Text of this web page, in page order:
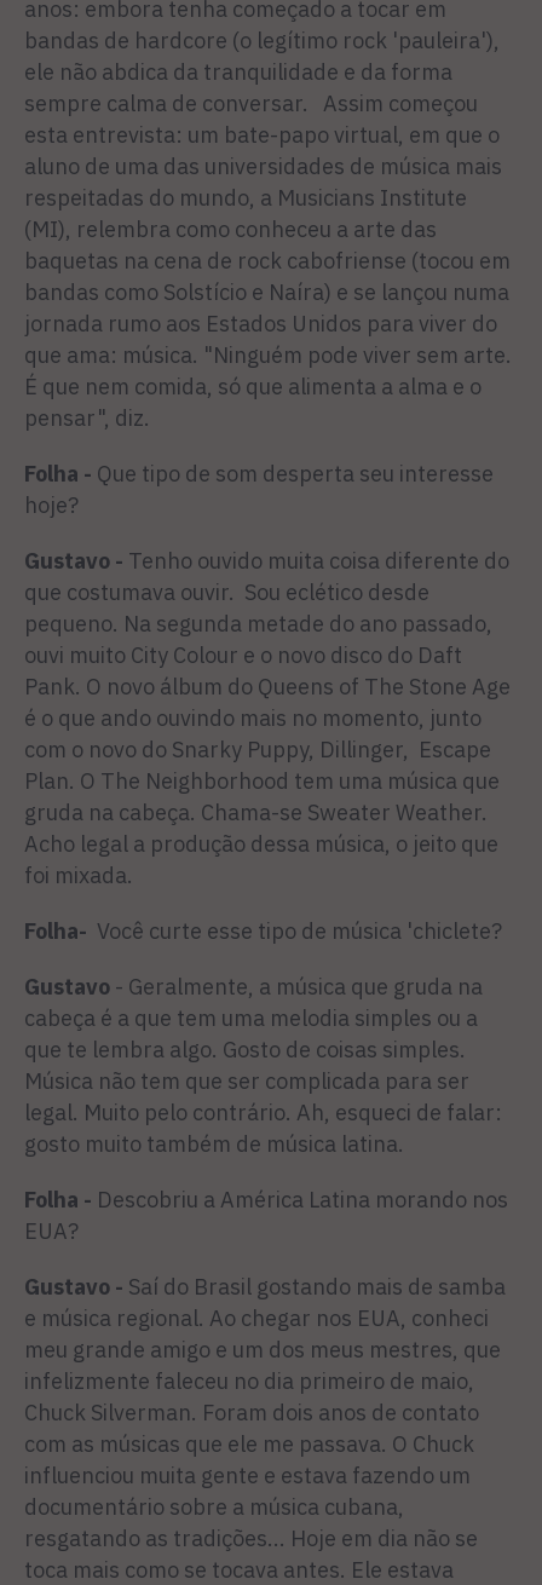
anos: embora tenha começado a tocar em
bandas de hardcore (o legítimo rock 'pauleira'),
ele não abdica da tranquilidade e da forma
sempre calma de conversar. Assim começou
esta entrevista: um bate-papo virtual, em que o
aluno de uma das universidades de música mais
respeitadas do mundo, a Musicians Institute
(MI), relembra como conheceu a arte das
baquetas na cena de rock cabofriense (tocou em
bandas como Solstício e Naíra) e se lançou numa
jornada rumo aos Estados Unidos para viver do
que ama: música. "Ninguém pode viver sem arte.
É que nem comida, só que alimenta a alma e o
pensar", diz.
Folha - Que tipo de som desperta seu interesse
hoje?
Gustavo - Tenho ouvido muita coisa diferente do
que costumava ouvir. Sou eclético desde
pequeno. Na segunda metade do ano passado,
ouvi muito City Colour e o novo disco do Daft
Pank. O novo álbum do Queens of The Stone Age
é o que ando ouvindo mais no momento, junto
com o novo do Snarky Puppy, Dillinger, Escape
Plan. O The Neighborhood tem uma música que
gruda na cabeça. Chama-se Sweater Weather.
Acho legal a produção dessa música, o jeito que
foi mixada.
Folha- Você curte esse tipo de música 'chiclete?
Gustavo - Geralmente, a música que gruda na
cabeça é a que tem uma melodia simples ou a
que te lembra algo. Gosto de coisas simples.
Música não tem que ser complicada para ser
legal. Muito pelo contrário. Ah, esqueci de falar:
gosto muito também de música latina.
Folha - Descobriu a América Latina morando nos
EUA?
Gustavo - Saí do Brasil gostando mais de samba
e música regional. Ao chegar nos EUA, conheci
meu grande amigo e um dos meus mestres, que
infelizmente faleceu no dia primeiro de maio,
Chuck Silverman. Foram dois anos de contato
com as músicas que ele me passava. O Chuck
influenciou muita gente e estava fazendo um
documentário sobre a música cubana,
resgatando as tradições... Hoje em dia não se
toca mais como se tocava antes. Ele estava